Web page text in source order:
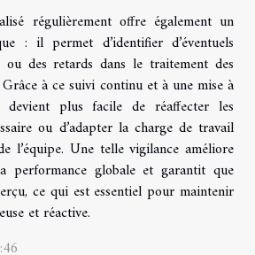
régulièrement offre également un
: il permet d’identifier d’éventuels
des retards dans le traitement des
à ce suivi continu et à une mise à
plus facile de réaffecter les
ou d’adapter la charge de travail
l’équipe. Une telle vigilance améliore
performance globale et garantit que
ce qui est essentiel pour maintenir
et réactive.